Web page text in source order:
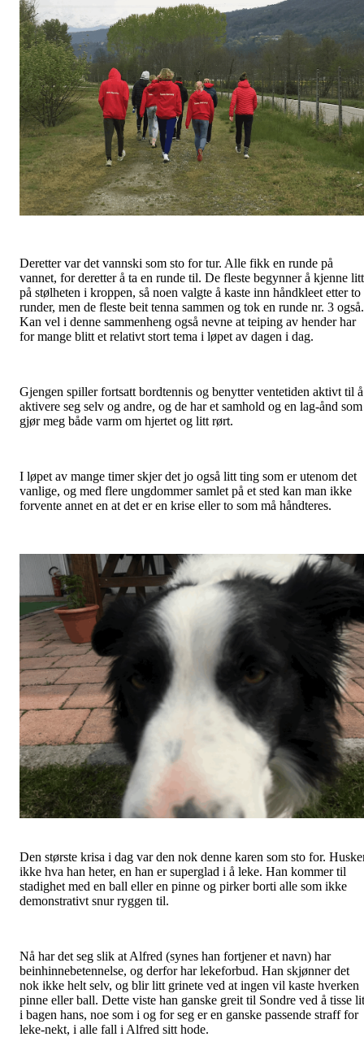
Deretter var det vannski som sto for tur. Alle fikk en runde på
vannet, for deretter å ta en runde til. De fleste begynner å kjenne litt
på stølheten i kroppen, så noen valgte å kaste inn håndkleet etter to
runder, men de fleste beit tenna sammen og tok en runde nr. 3 også.
Kan vel i denne sammenheng også nevne at teiping av hender har
for mange blitt et relativt stort tema i løpet av dagen i dag.
Gjengen spiller fortsatt bordtennis og benytter ventetiden aktivt til å
aktivere seg selv og andre, og de har et samhold og en lag-ånd som
gjør meg både varm om hjertet og litt rørt.
I løpet av mange timer skjer det jo også litt ting som er utenom det
vanlige, og med flere ungdommer samlet på et sted kan man ikke
forvente annet en at det er en krise eller to som må håndteres.
Den største krisa i dag var den nok denne karen som sto for.
ikke hva han heter, en han er superglad i å leke. Han kommer til
stadighet med en ball eller en pinne og pirker borti alle som ikke
demonstrativt snur ryggen til.
Nå har det seg slik at Alfred (synes han fortjener et navn) har
beinhinnebetennelse, og derfor har lekeforbud. Han skjønner det
nok ikke helt selv, og blir litt grinete ved at ingen vil kaste hverken
pinne eller ball. Dette viste han ganske greit til Sondre ved å tisse
i bagen hans, noe som i og for seg er en ganske passende straff for
leke-nekt, i alle fall i Alfred sitt hode.